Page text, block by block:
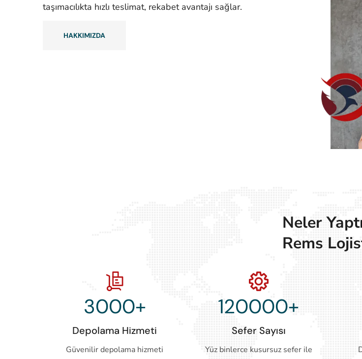
taşımacılıkta hızlı teslimat, rekabet avantajı sağlar.
HAKKIMIZDA
Neler
Rems
3000+
Depolama Hizmeti
Güvenilir depolama hizmeti
120000+
Sefer Sayısı
Yüz binlerce kusursuz sefer ile